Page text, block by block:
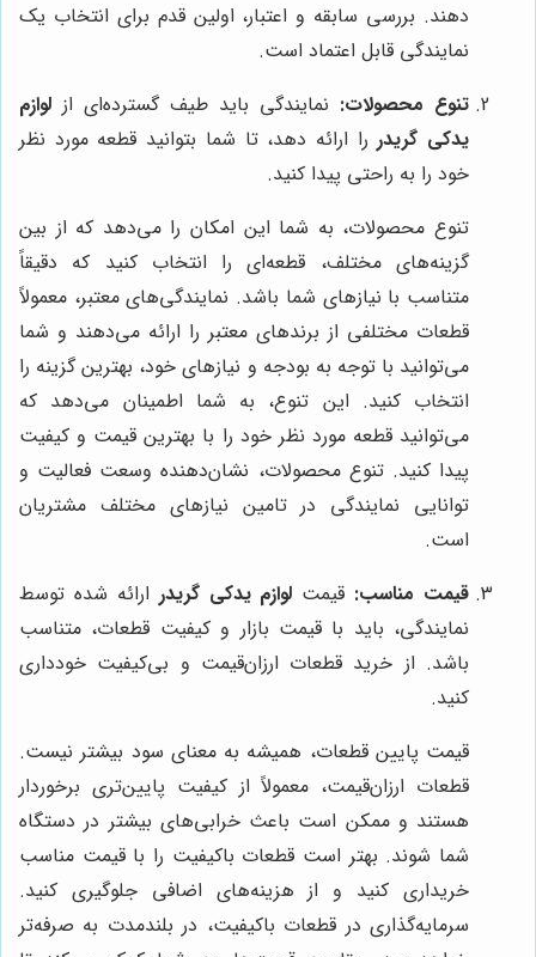
دهند. بررسی سابقه و اعتبار، اولین قدم برای انتخاب یک
نمایندگی قابل اعتماد است.
تنوع محصولات: نمایندگی باید طیف گسترده‌ای از لوازم
یدکی گریدررا ارائه دهد، تا شما بتوانید قطعه مورد نظر
خود را به راحتی پیدا کنید.
تنوع محصولات، به شما این امکان را می‌دهد که از بین
گزینه‌های مختلف، قطعه‌ای را انتخاب کنید که دقیقاً
متناسب با نیازهای شما باشد. نمایندگی‌های معتبر، معمولاً
قطعات مختلفی از برندهای معتبر را ارائه می‌دهند و شما
می‌توانید با توجه به بودجه و نیازهای خود، بهترین گزینه را
انتخاب کنید. این تنوع، به شما اطمینان می‌دهد که
می‌توانید قطعه مورد نظر خود را با بهترین قیمت و کیفیت
پیدا کنید. تنوع محصولات، نشان‌دهنده وسعت فعالیت و
توانایی نمایندگی در تامین نیازهای مختلف مشتریان
است.
قیمت مناسب: قیمت لوازم یدکی گریدر ارائه شده توسط
نمایندگی، باید با قیمت بازار و کیفیت قطعات، متناسب
باشد. از خرید قطعات ارزان‌قیمت و بی‌کیفیت خودداری
کنید.
قیمت پایین قطعات، همیشه به معنای سود بیشتر نیست.
قطعات ارزان‌قیمت، معمولاً از کیفیت پایین‌تری برخوردار
هستند و ممکن است باعث خرابی‌های بیشتر در دستگاه
شما شوند. بهتر است قطعات باکیفیت را با قیمت مناسب
خریداری کنید و از هزینه‌های اضافی جلوگیری کنید.
سرمایه‌گذاری در قطعات باکیفیت، در بلندمدت به صرفه‌تر